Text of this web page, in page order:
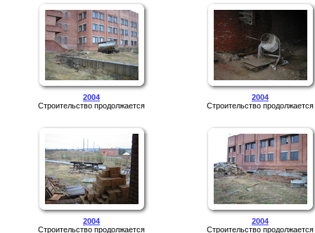
2004
Строительство продолжается
2004
Строительство продолжается
2004
Строительство продолжается
2004
Строительство продолжается